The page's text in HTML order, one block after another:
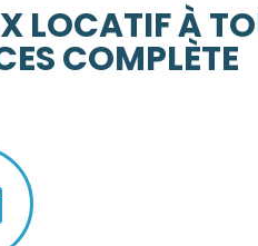
LOCATIF À
COMPLÈTE